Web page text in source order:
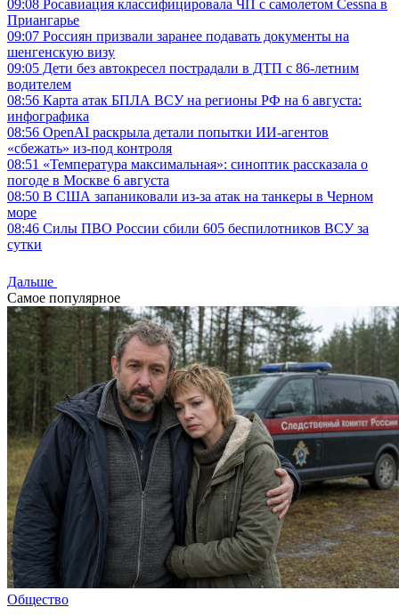
09:08 Росавиация классифицировала ЧП с самолетом Cessna в
Приангарье
09:07 Россиян призвали заранее подавать документы на
шенгенскую визу
09:05 Дети без автокресел пострадали в ДТП с 86-летним
водителем
08:56 Карта атак БПЛА ВСУ на регионы РФ на 6 августа:
инфографика
08:56 OpenAI раскрыла детали попытки ИИ-агентов
«сбежать» из-под контроля
08:51 «Температура максимальная»: синоптик рассказала о
погоде в Москве 6 августа
08:50 В США запаниковали из-за атак на танкеры в Черном
море
08:46 Силы ПВО России сбили 605 беспилотников ВСУ за
сутки
Дальше
Самое популярное
Общество